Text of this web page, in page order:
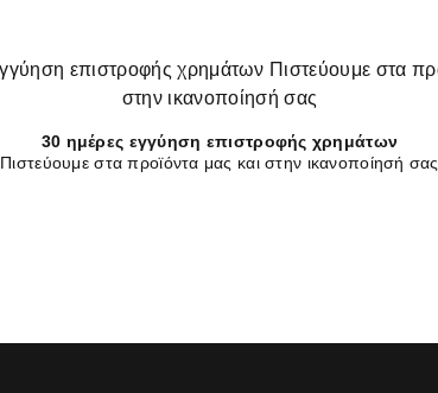
30 ημέρες εγγύηση επιστροφής χρημάτων
Πιστεύουμε στα προϊόντα μας και στην ικανοποίησή σας